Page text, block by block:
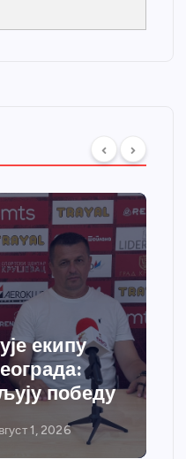
екипу
победу
1, 2026